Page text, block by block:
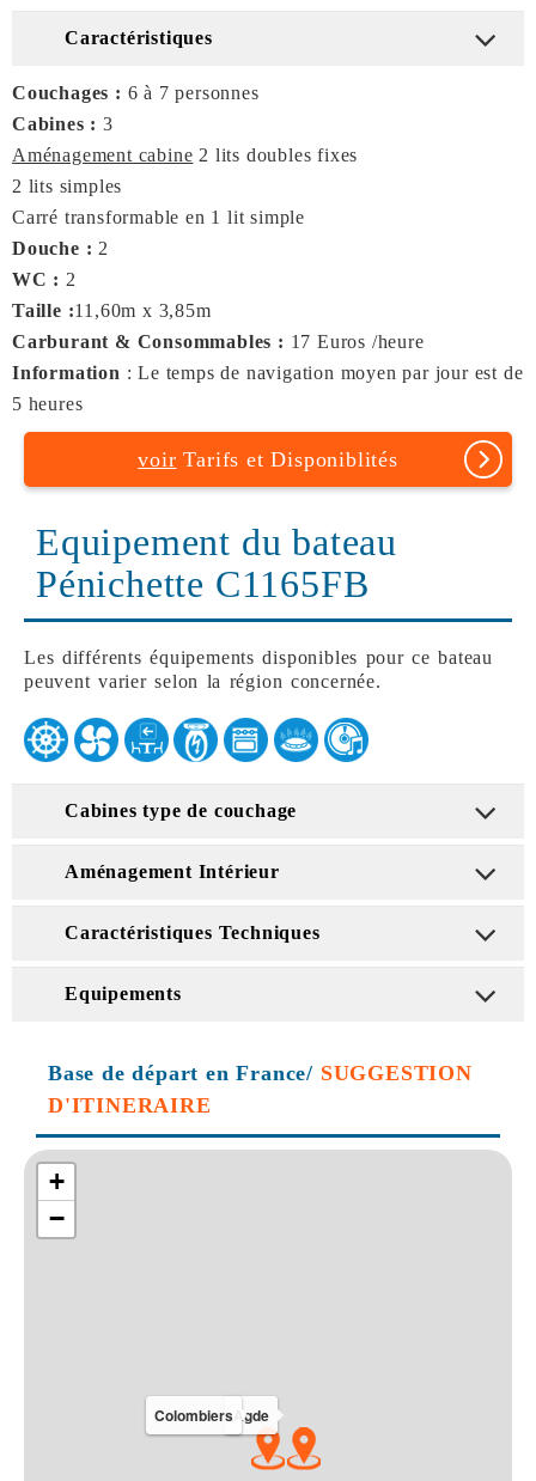
Caractéristiques
Couchages : 6 à 7 personnes
Cabines : 3
Aménagement cabine 2 lits doubles fixes
2 lits simples
Carré transformable en 1 lit simple
Douche : 2
WC : 2
Taille :11,60m x 3,85m
Carburant & Consommables : 17 Euros /heure
Information : Le temps de navigation moyen par jour est de
5 heures
voir Tarifs et Disponiblités
Equipement du bateau
Pénichette C1165FB
Les différents équipements disponibles pour ce bateau
peuvent varier selon la région concernée.
Cabines type de couchage
Aménagement Intérieur
Caractéristiques Techniques
Equipements
Base de départ en France/ SUGGESTION
D'ITINERAIRE